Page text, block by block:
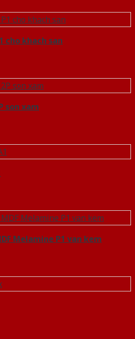
cho khach san
son xam
Melamine P1 van kem